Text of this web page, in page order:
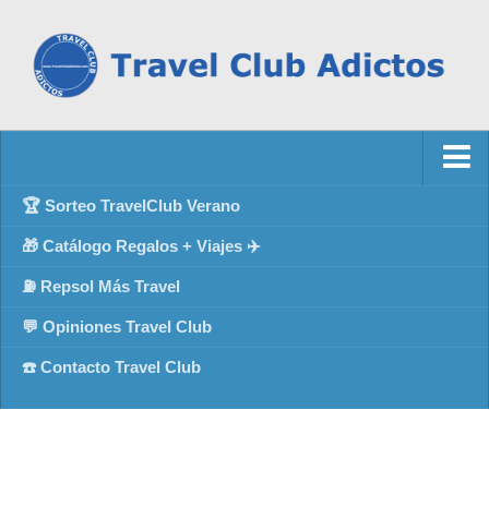
🏆 Sorteo TravelClub Verano
🎁 Catálogo Regalos + Viajes ✈️
⛽ Repsol Más Travel
💬 Opiniones Travel Club
☎️ Contacto Travel Club